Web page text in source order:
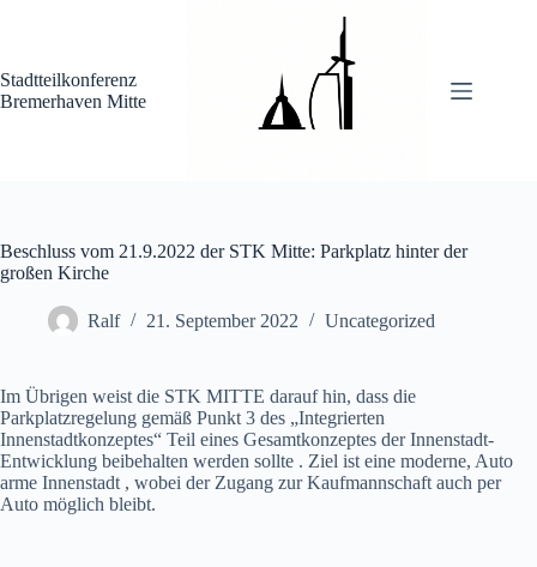
Stadtteilkonferenz
Bremerhaven Mitte
Beschluss vom 21.9.2022 der STK Mitte: Parkplatz hinter der
großen Kirche
Ralf 21. September 2022 Uncategorized
Im Übrigen weist die STK MITTE darauf hin, dass die
Parkplatzregelung gemäß Punkt 3 des „Integrierten
Innenstadtkonzeptes“ Teil eines Gesamtkonzeptes der Innenstadt-
Entwicklung beibehalten werden sollte . Ziel ist eine moderne, Auto
arme Innenstadt , wobei der Zugang zur Kaufmannschaft auch per
Auto möglich bleibt.